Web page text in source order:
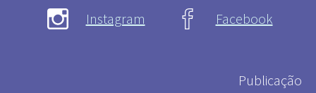
Instagram Facebook
Publicação